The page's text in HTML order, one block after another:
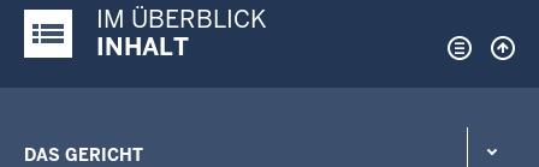
Justiz-Portal im Überblick:
IM ÜBERBLICK
INHALT
DAS GERICHT